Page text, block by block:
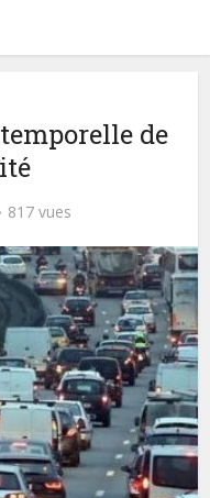
de
817 vues